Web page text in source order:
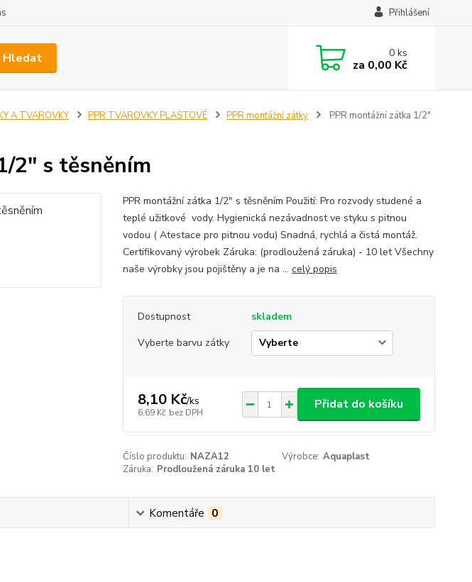
Přihlášení
Hledat 0ks
za 0,00 Kč
A TVAROVKY PPR TVAROVKY PLASTOVÉ PPR montážní zátky
PPR montážní zátka 1/2"
2" s těsněním
PPR montážní zátka 1/2" s těsněním Použití: Pro rozvody studené a
teplé užitkové vody. Hygienická nezávadnost ve styku s pitnou
vodou ( Atestace pro pitnou vodu) Snadná, rychlá a čistá montáž.
Certifikovaný výrobek Záruka: (prodloužená záruka) - 10 let Všechny
naše výrobky jsou pojištěny a je na ... celý popis
Dostupnost
skladem
Vyberte barvu zátky
8,10 Kč/ks
6,69 Kč bez DPH
Přidat do košíku
Číslo produktu: NAZA12 Výrobce: Aquaplast
Záruka: Prodloužená záruka 10 let
Komentáře 0